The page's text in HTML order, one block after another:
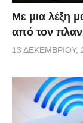
Με μια λέξη
από τον
13 ΔΕΚΕΜΒΡΊΟΥ,